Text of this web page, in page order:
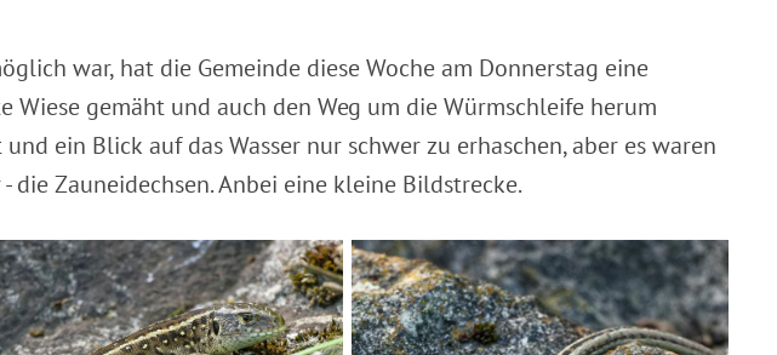
war, hat die Gemeinde diese Woche am Donnerstag eine
gemäht und auch den Weg um die Würmschleife herum
ein Blick auf das Wasser nur schwer zu erhaschen, aber es waren
Zauneidechsen. Anbei eine kleine Bildstrecke.